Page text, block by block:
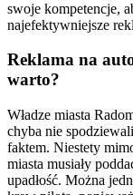
swoje kompetencje,
najefektywniejsze
Reklama na
warto?
Władze miasta
chyba nie
faktem. Niestety
miasta musiały
upadłość. Można